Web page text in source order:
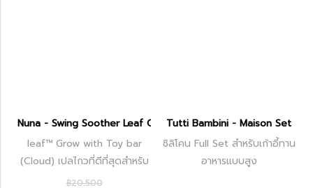
Nuna - Swing Soother Leaf Grow | toy bar (Cloud)
leaf™ Grow with Toy bar
(Cloud) เปลไกวที่ดีที่สุดสำหรับ
ลูกน้อยมาพร้อมทอยบาร์สุดน่า
฿20,500
Tutti Bambini - Maison Set
ซิลิโคน Full Set สำหรับเก้าอี้ทาน
อาหารแบบสูง